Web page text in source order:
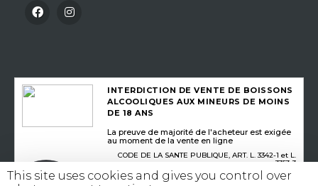
INTERDICTION DE VENTE DE BOISSONS
ALCOOLIQUES AUX MINEURS DE MOINS
DE 18 ANS
La preuve de majorité de l'acheteur est exigée
au moment de la vente en ligne
CODE DE LA SANTE PUBLIQUE, ART. L. 3342-1 et L.
3353-3
This site uses cookies and gives you control over